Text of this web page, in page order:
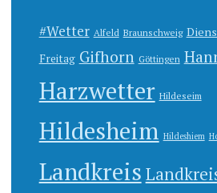
#Wetter Alfeld Braunschweig
Freitag Gifhorn Göttingen
Harzwetter Hildeseim
Hildesheim Hildeshiem
Landkreis